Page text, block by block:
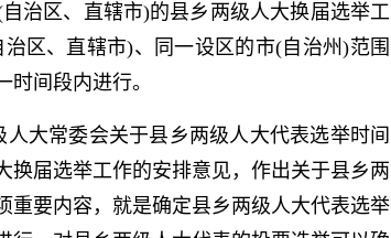
治区、直辖市)的县乡两级人大换届选举工
区、直辖市)、同一设区的市(自治州)范围
间段内进行。
大常委会关于县乡两级人大代表选举时间
换届选举工作的安排意见，作出关于县乡两
重要内容，就是确定县乡两级人大代表选举